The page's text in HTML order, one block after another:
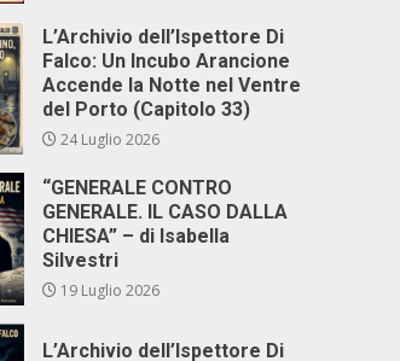
L’Archivio dell’Ispettore Di
Falco: Un Incubo Arancione
Accende la Notte nel Ventre
del Porto (Capitolo 33)
24 Luglio 2026
“GENERALE CONTRO
GENERALE. IL CASO DALLA
CHIESA” – di Isabella
Silvestri
19 Luglio 2026
L’Archivio dell’Ispettore Di